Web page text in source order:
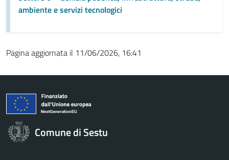
ambiente e servizi tecnologici
Pagina aggiornata il 11/06/2026, 16:41
Comune di Sestu